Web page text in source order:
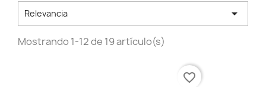
Relevancia 
Mostrando 1-12 de 19 artículo(s)
favorite_border